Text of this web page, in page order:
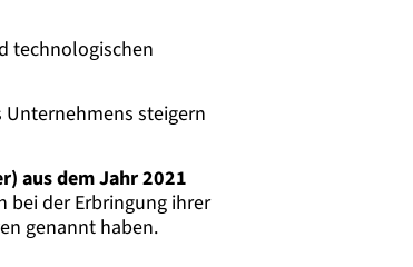
technologischen
steigern
aus dem Jahr 2021
bei der Erbringung ihrer
genannt haben.